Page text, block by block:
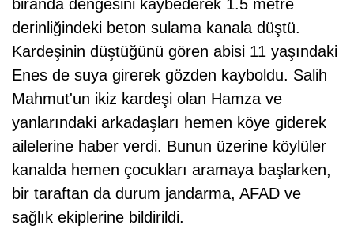
biranda dengesini kaybederek 1.5 metre
derinliğindeki beton sulama kanala düştü.
Kardeşinin düştüğünü gören abisi 11 yaşındaki
Enes de suya girerek gözden kayboldu. Salih
Mahmut'un ikiz kardeşi olan Hamza ve
yanlarındaki arkadaşları hemen köye giderek
ailelerine haber verdi. Bunun üzerine köylüler
kanalda hemen çocukları aramaya başlarken,
bir taraftan da durum jandarma, AFAD ve
sağlık ekiplerine bildirildi.